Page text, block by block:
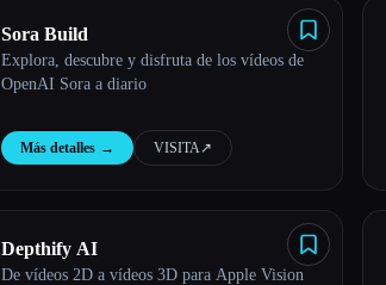
Sora Build
Explora, descubre y disfruta de los vídeos de
OpenAI Sora a diario
Más detalles → VISITA↗︎
Depthify AI
De vídeos 2D a vídeos 3D para Apple Vision